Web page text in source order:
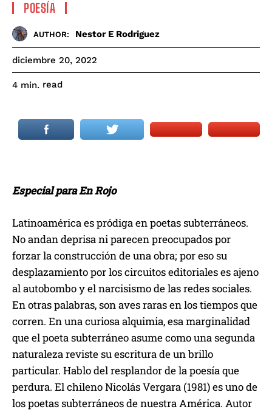
POESÍA
AUTHOR: Nestor E Rodriguez
diciembre 20, 2022
4 min. read
Especial para En Rojo
Latinoamérica es pródiga en poetas subterráneos.
No andan deprisa ni parecen preocupados por
forzar la construcción de una obra; por eso su
desplazamiento por los circuitos editoriales es ajeno
al autobombo y el narcisismo de las redes sociales.
En otras palabras, son aves raras en los tiempos que
corren. En una curiosa alquimia, esa marginalidad
que el poeta subterráneo asume como una segunda
naturaleza reviste su escritura de un brillo
particular. Hablo del resplandor de la poesía que
perdura. El chileno Nicolás Vergara (1981) es uno de
los poetas subterráneos de nuestra América. Autor